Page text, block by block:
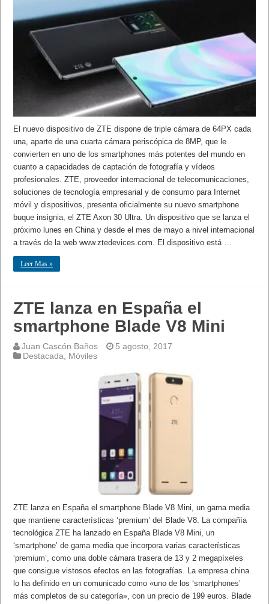
El nuevo dispositivo de ZTE dispone de triple cámara de 64PX cada
una, aparte de una cuarta cámara periscópica de 8MP, que le
convierten en uno de los smartphones más potentes del mundo en
cuanto a capacidades de captación de fotografía y vídeos
profesionales. ZTE, proveedor internacional de telecomunicaciones,
soluciones de tecnología empresarial y de consumo para Internet
móvil y dispositivos, presenta oficialmente su nuevo smartphone
buque insignia, el ZTE Axon 30 Ultra. Un dispositivo que se lanza el
próximo lunes en China y desde el mes de mayo a nivel internacional
a través de la web www.ztedevices.com. El dispositivo está …
Leer Mas »
ZTE lanza en España el
smartphone Blade V8 Mini
Juan Cascón Baños
5 agosto, 2017
Destacada
Móviles
ZTE lanza en España el smartphone Blade V8 Mini, un gama media
que mantiene características ‘premium’ del Blade V8. La compañía
tecnológica ZTE ha lanzado en España Blade V8 Mini, un
‘smartphone’ de gama media que incorpora varias características
‘premium’, como una doble cámara trasera de 13 y 2 megapíxeles
que consigue vistosos efectos en las fotografías. La empresa china
lo ha definido en un comunicado como «uno de los ‘smartphones’
más completos de su categoría», con un precio de 199 euros. Blade